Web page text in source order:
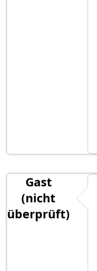
Gast
(nicht
überprüft)